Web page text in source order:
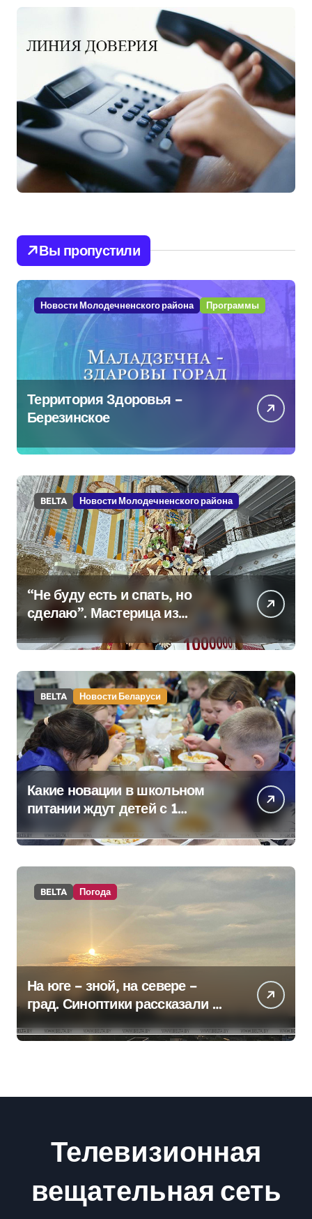
Вы пропустили
Новости Молодечненского района Программы
Территория Здоровья –
Березинское
BELTA Новости Молодечненского района
“Не буду есть и спать, но
сделаю”. Мастерица из
Молодечно о 50-
килограммовом каравае для
Дворца Независимости
BELTA Новости Беларуси
Какие новации в школьном
питании ждут детей с 1
сентября, рассказали в
правительстве
BELTA Погода
На юге – зной, на севере –
град. Синоптики рассказали о
погоде на сегодня
Телевизионная
вещательная сеть